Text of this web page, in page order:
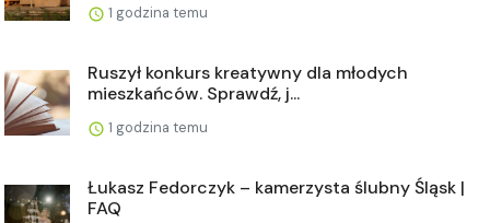
1 godzina temu
Ruszył konkurs kreatywny dla młodych
mieszkańców. Sprawdź, j...
1 godzina temu
Łukasz Fedorczyk – kamerzysta ślubny Śląsk |
FAQ